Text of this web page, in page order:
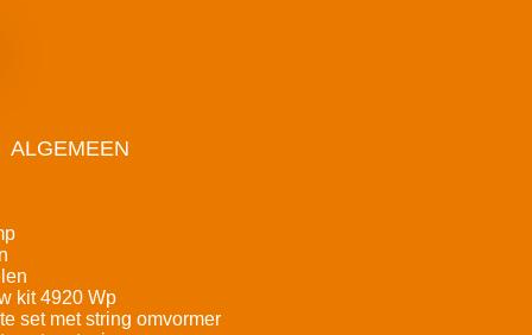
ALGEMEEN
kit 4920 Wp
set met string omvormer